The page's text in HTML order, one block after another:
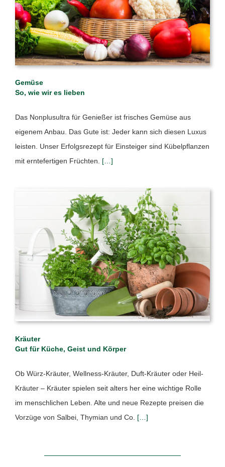
Gemüse
So, wie wir es lieben
Das Nonplusultra für Genießer ist frisches Gemüse aus
eigenem Anbau. Das Gute ist: Jeder kann sich diesen Luxus
leisten. Unser Erfolgsrezept für Einsteiger sind Kübelpflanzen
mit erntefertigen Früchten. […]
Kräuter
Gut für Küche, Geist und Körper
Ob Würz-Kräuter, Wellness-Kräuter, Duft-Kräuter oder Heil-
Kräuter – Kräuter spielen seit alters her eine wichtige Rolle
im menschlichen Leben. Alte und neue Rezepte preisen die
Vorzüge von Salbei, Thymian und Co. […]